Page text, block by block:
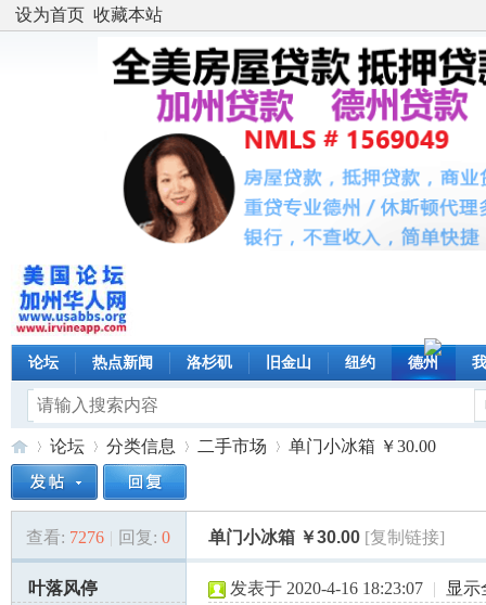
设为首页 收藏本站
论坛 热点新闻 洛杉矶 旧金山 纽约 德州
美»
论坛
›
分类信息 二手市场
›
单门小冰箱 ￥30.00
查看: 7276 | 回复: 0 单门小冰箱 ￥30.00 [复制链接]
叶落风停 发表于 2020-4-16 18:23:07 | 显示